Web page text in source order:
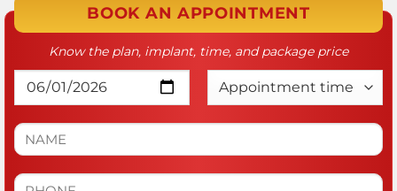
BOOK AN APPOINTMENT
Know the plan, implant, time, and package price